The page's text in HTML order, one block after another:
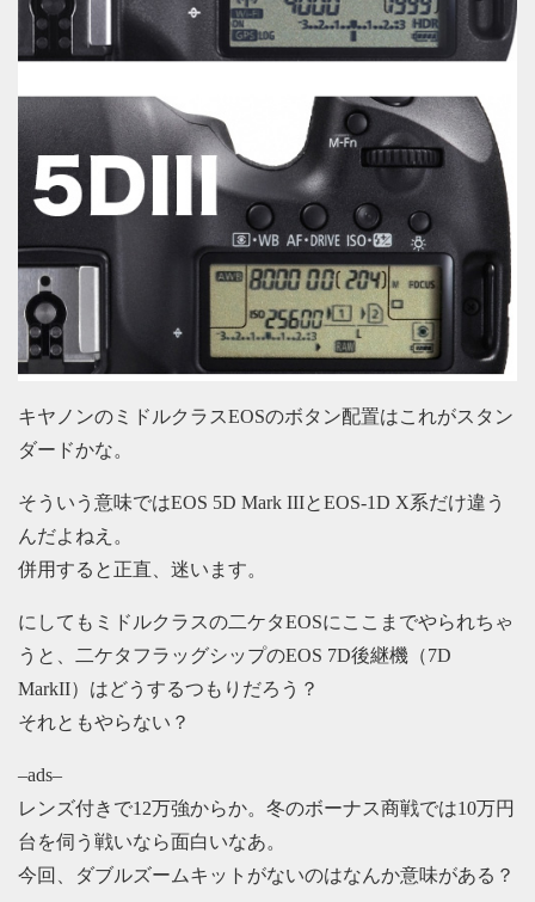
キヤノンのミドルクラスEOSのボタン配置はこれがスタン
ダードかな。
そういう意味ではEOS 5D Mark IIIとEOS-1D X系だけ違う
んだよねえ。
併用すると正直、迷います。
にしてもミドルクラスの二ケタEOSにここまでやられちゃ
うと、二ケタフラッグシップのEOS 7D後継機（7D
MarkII）はどうするつもりだろう？
それともやらない？
–ads–
レンズ付きで12万強からか。冬のボーナス商戦では10万円
台を伺う戦いなら面白いなあ。
今回、ダブルズームキットがないのはなんか意味がある？